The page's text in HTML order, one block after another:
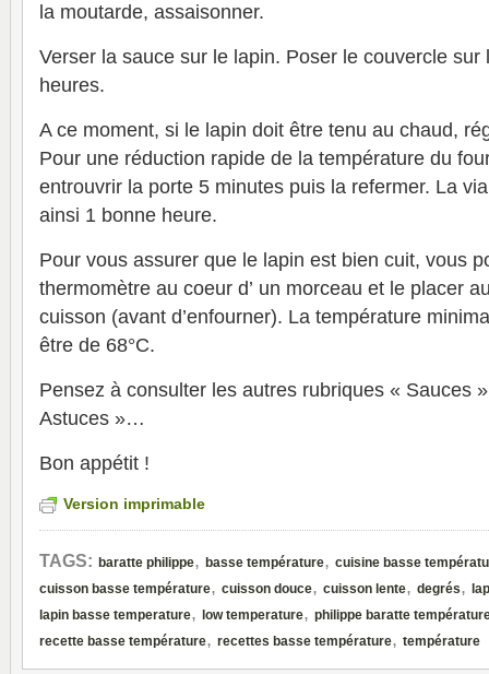
la moutarde, assaisonner.
Verser la sauce sur le lapin. Poser le couvercle
heures.
A ce moment, si le lapin doit être tenu au chaud,
Pour une réduction rapide de la température du
entrouvrir la porte 5 minutes puis la refermer. La
ainsi 1 bonne heure.
Pour vous assurer que le lapin est bien cuit, vous
thermomètre au coeur d’ un morceau et le placer
cuisson (avant d’enfourner). La température
être de 68°C.
Pensez à consulter les autres rubriques « Sauces
Astuces »…
Bon appétit !
Version imprimable
TAGS: baratte philippe, basse température, cuisine basse
cuisson basse température, cuisson douce, cuisson lente, degrés,
lapin basse temperature, low temperature, philippe baratte
recette basse température, recettes basse température, température